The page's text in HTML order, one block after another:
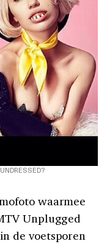
waarmee
Unplugged
de voetsporen